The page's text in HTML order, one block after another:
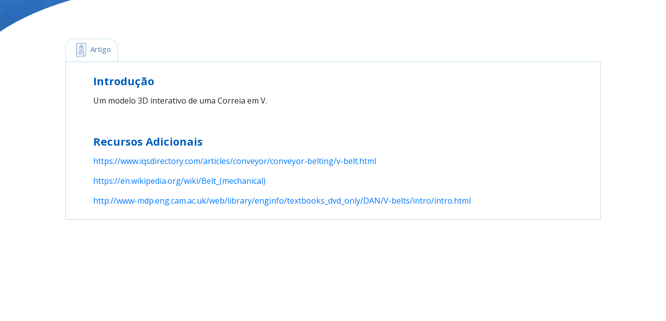
Artigo
Introdução
Um modelo 3D interativo de uma Correia em V.
Recursos Adicionais
https://www.iqsdirectory.com/articles/conveyor/conveyor-belting/v-belt.html
https://en.wikipedia.org/wiki/Belt_(mechanical)
http://www-mdp.eng.cam.ac.uk/web/library/enginfo/textbooks_dvd_only/DAN/V-belts/intro/intro.html